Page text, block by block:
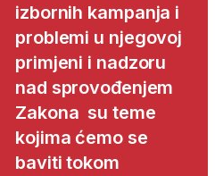
izbornih kampanja i
problemi u njegovoj
primjeni i nadzoru
nad sprovođenjem
Zakona su teme
kojima ćemo se
baviti tokom